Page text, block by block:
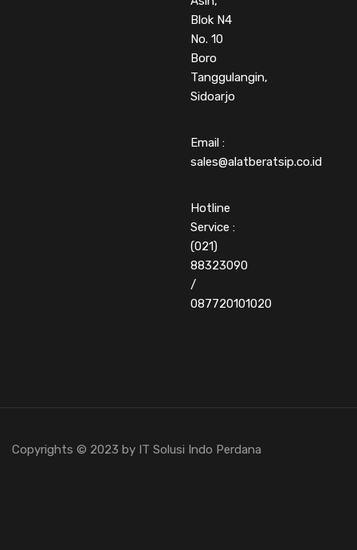
Blok N4
No. 10
Boro
Tanggulangin,
Sidoarjo
Email :
sales@alatberatsip.co.id
Hotline
Service :
(021)
88323090
/
087720101020
Copyrights © 2023 by IT Solusi Indo Perdana